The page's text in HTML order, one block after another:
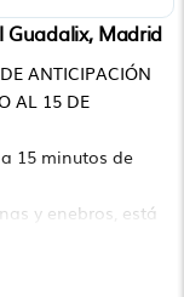
Guadalix, Madrid
ANTICIPACIÓN
AL 15 DE
15 minutos de
y enebros, está